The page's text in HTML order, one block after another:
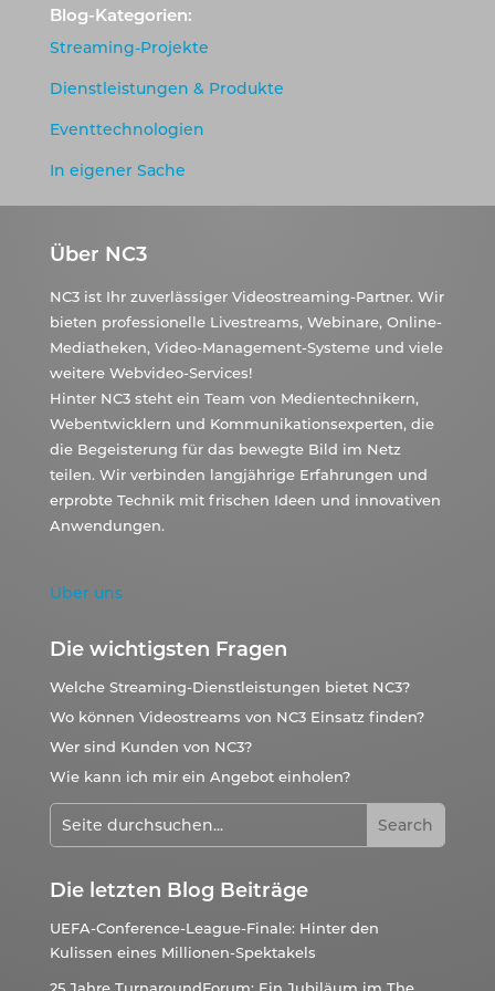
Blog-Kategorien:
Streaming-Projekte
Dienstleistungen & Produkte
Eventtechnologien
In eigener Sache
Über NC3
NC3 ist Ihr zuverlässiger Videostreaming-Partner. Wir
bieten professionelle Livestreams, Webinare, Online-
Mediatheken, Video-Management-Systeme und viele
weitere Webvideo-Services!
Hinter NC3 steht ein Team von Medientechnikern,
Webentwicklern und Kommunikationsexperten, die
die Begeisterung für das bewegte Bild im Netz
teilen. Wir verbinden langjährige Erfahrungen und
erprobte Technik mit frischen Ideen und innovativen
Anwendungen.
Über uns
Die wichtigsten Fragen
Welche Streaming-Dienstleistungen bietet NC3?
Wo können Videostreams von NC3 Einsatz finden?
Wer sind Kunden von NC3?
Wie kann ich mir ein Angebot einholen?
Die letzten Blog Beiträge
UEFA-Conference-League-Finale: Hinter den
Kulissen eines Millionen-Spektakels